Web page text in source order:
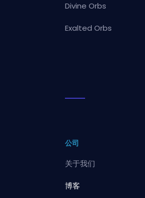
Divine Orbs
Exalted Orbs
公司
关于我们
博客